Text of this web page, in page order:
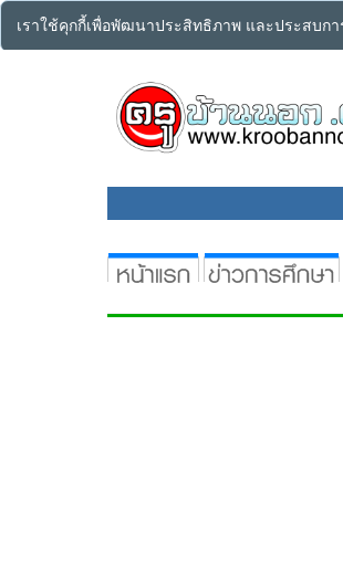
เราใช้คุกกี้เพื่อพัฒนาประสิทธิภาพ และประสบก